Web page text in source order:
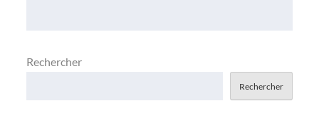
Rechercher
Rechercher